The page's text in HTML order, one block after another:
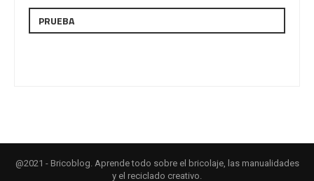
PRUEBA
@2021 - Bricoblog. Aprende todo sobre el bricolaje, las manualidades
y el reciclado creativo.